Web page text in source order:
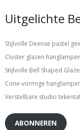
Uitgelichte
Stijlvolle Deense pastel
Cluster glazen
Stijlvolle Bell Shaped
Cone-vormige
Verstelbare studio
ABONNEREN